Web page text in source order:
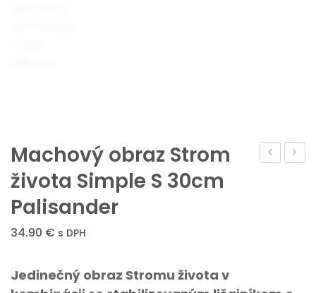
Machový obraz Strom
života Simple S 30cm
Palisander
34.90 € s DPH
Jedinečný obraz Stromu života v